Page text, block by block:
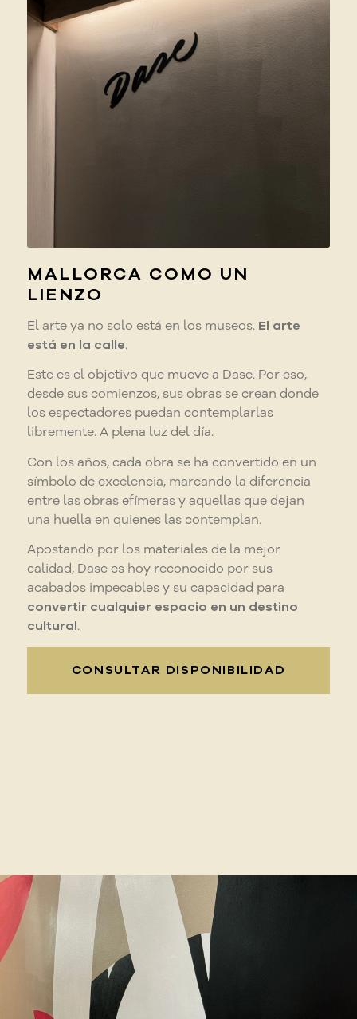
MALLORCA COMO UN
LIENZO
El arte ya no solo está en los museos. El arte
está en la calle.
Este es el objetivo que mueve a Dase. Por eso,
desde sus comienzos, sus obras se crean donde
los espectadores puedan contemplarlas
libremente. A plena luz del día.
Con los años, cada obra se ha convertido en un
símbolo de excelencia, marcando la diferencia
entre las obras efímeras y aquellas que dejan
una huella en quienes las contemplan.
Apostando por los materiales de la mejor
calidad, Dase es hoy reconocido por sus
acabados impecables y su capacidad para
convertir cualquier espacio en un destino
cultural.
CONSULTAR DISPONIBILIDAD